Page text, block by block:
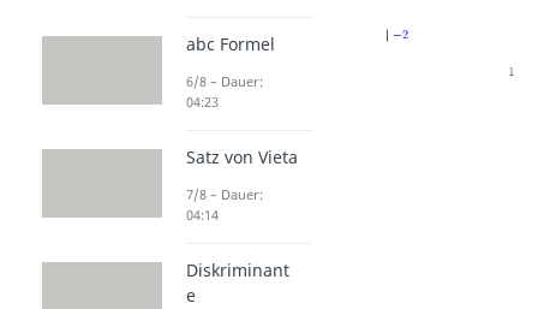
abc Formel
6/8 – Dauer:
04:23
Satz von Vieta
7/8 – Dauer:
04:14
Diskriminant
e